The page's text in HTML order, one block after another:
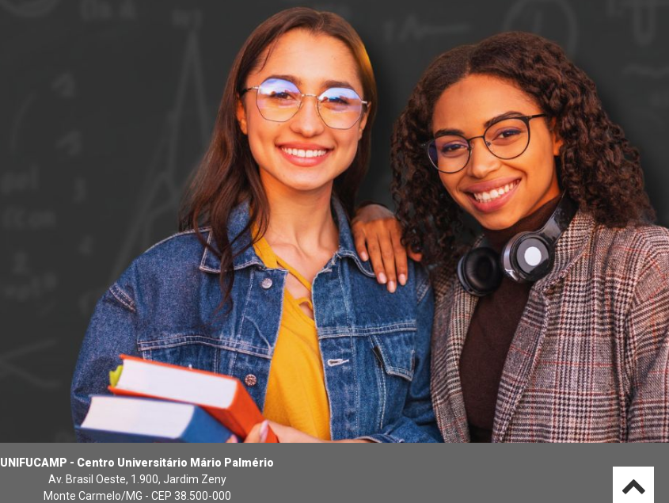
UNIFUCAMP - Centro Universitário Mário Palmério
Av. Brasil Oeste, 1.900, Jardim Zeny
Monte Carmelo/MG - CEP 38.500-000